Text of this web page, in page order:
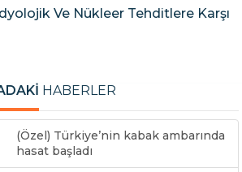
Ve Nükleer Tehditlere Karşı
HABERLER
(Özel) Türkiye’nin kabak ambarında
hasat başladı